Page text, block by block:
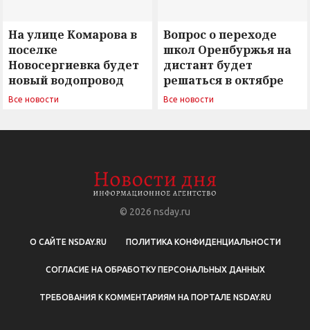
На улице Комарова в
поселке
Новосергиевка будет
новый водопровод
Все новости
Вопрос о переходе
школ Оренбуржья на
дистант будет
решаться в октябре
Все новости
© 2026 nsday.ru
О САЙТЕ NSDAY.RU ПОЛИТИКА КОНФИДЕНЦИАЛЬНОСТИ
СОГЛАСИЕ НА ОБРАБОТКУ ПЕРСОНАЛЬНЫХ ДАННЫХ
ТРЕБОВАНИЯ К КОММЕНТАРИЯМ НА ПОРТАЛЕ NSDAY.RU